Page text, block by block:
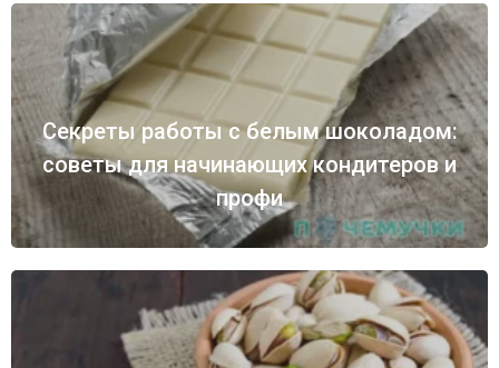
Секреты работы с белым шоколадом:
советы для начинающих кондитеров и
профи